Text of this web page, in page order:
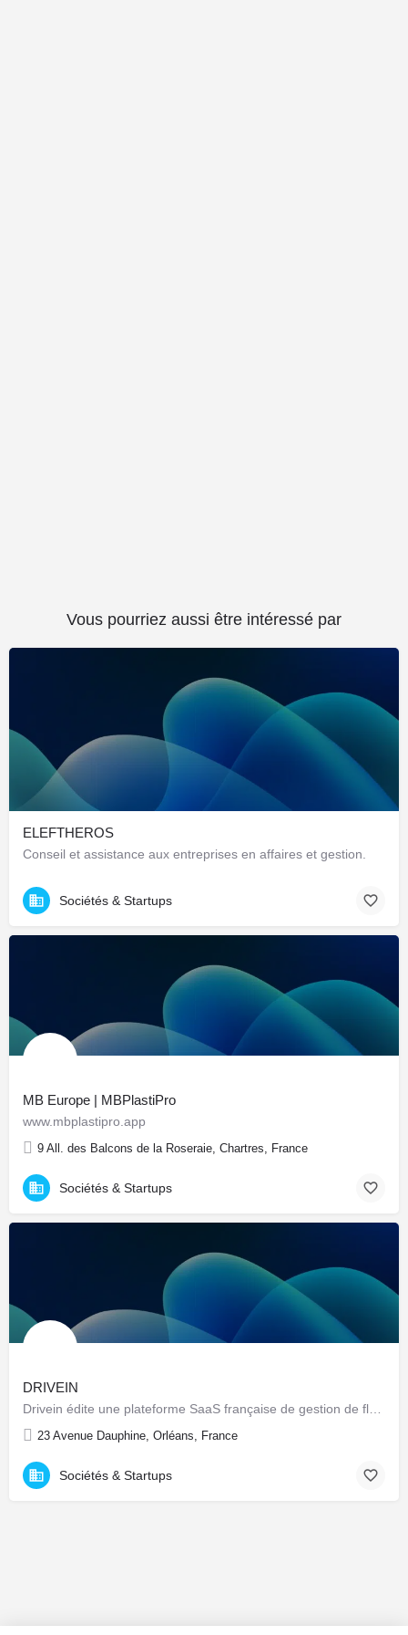
Vous pourriez aussi être intéressé par
ELEFTHEROS
Conseil et assistance aux entreprises en affaires et gestion.
Sociétés & Startups
MB Europe | MBPlastiPro
www.mbplastipro.app
9 All. des Balcons de la Roseraie, Chartres, France
Sociétés & Startups
DRIVEIN
23 Avenue Dauphine, Orléans, France
Sociétés & Startups